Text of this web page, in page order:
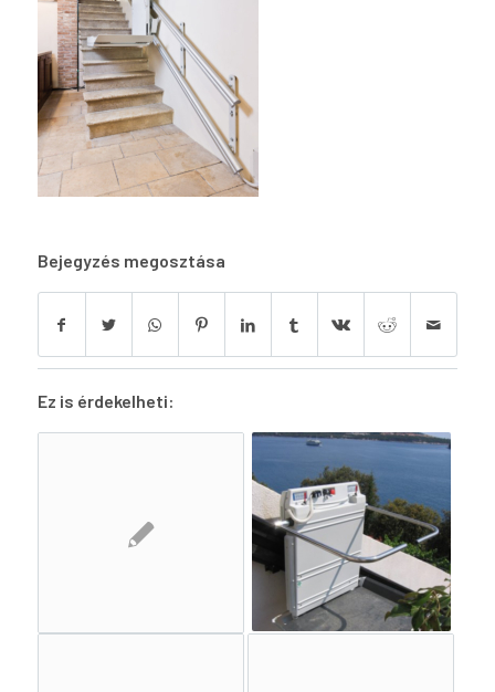
Bejegyzés megosztása
Ez is érdekelheti: